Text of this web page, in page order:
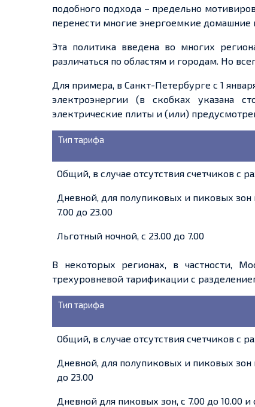
подобного подхода – предельно
перенести многие энергоемкие домашние
Эта политика введена во многих
различаться по областям и городам. Но
Для примера, в Санкт-Петербурге с 1
электроэнергии (в скобках указана
электрические плиты и (или)
Тип тарифа
Общий, в случае отсутствия счетчиков с
Дневной, для полупиковых и пиковых
7.00 до 23.00
Льготный ночной, с 23.00 до 7.00
В некоторых регионах, в частности,
трехуровневой тарификации с
Тип тарифа
Общий, в случае отсутствия счетчиков с
Дневной, для полупиковых и пиковых зон
до 23.00
Дневной для пиковых зон, с 7.00 до 10.00 и